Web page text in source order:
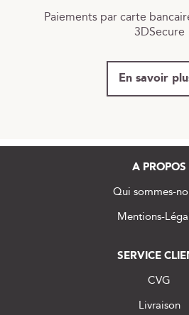
Paiements par carte
3DSecure
En savoir
A PROPOS
Qui sommes-
Mentions-
SERVICE
CVG
Livraison